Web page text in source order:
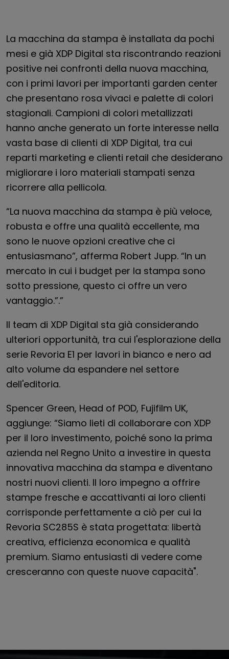
La macchina da stampa è installata da pochi
mesi e già XDP Digital sta riscontrando reazioni
positive nei confronti della nuova macchina,
con i primi lavori per importanti garden center
che presentano rosa vivaci e palette di colori
stagionali. Campioni di colori metallizzati
hanno anche generato un forte interesse nella
vasta base di clienti di XDP Digital, tra cui
reparti marketing e clienti retail che desiderano
migliorare i loro materiali stampati senza
ricorrere alla pellicola.
“La nuova macchina da stampa è più veloce,
robusta e offre una qualità eccellente, ma
sono le nuove opzioni creative che ci
entusiasmano”, afferma Robert Jupp. “In un
mercato in cui i budget per la stampa sono
sotto pressione, questo ci offre un vero
vantaggio.”.”
Il team di XDP Digital sta già considerando
ulteriori opportunità, tra cui l'esplorazione della
serie Revoria E1 per lavori in bianco e nero ad
alto volume da espandere nel settore
dell'editoria.
Spencer Green, Head of POD, Fujifilm UK,
aggiunge: “Siamo lieti di collaborare con XDP
per il loro investimento, poiché sono la prima
azienda nel Regno Unito a investire in questa
innovativa macchina da stampa e diventano
nostri nuovi clienti. Il loro impegno a offrire
stampe fresche e accattivanti ai loro clienti
corrisponde perfettamente a ciò per cui la
Revoria SC285S è stata progettata: libertà
creativa, efficienza economica e qualità
premium. Siamo entusiasti di vedere come
cresceranno con queste nuove capacità".